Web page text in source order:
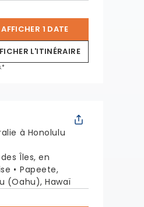
AFFICHER 1 DATE
L'ITINÉRAIRE
à Honolulu
Îles, en
Papeete,
(Oahu), Hawaï